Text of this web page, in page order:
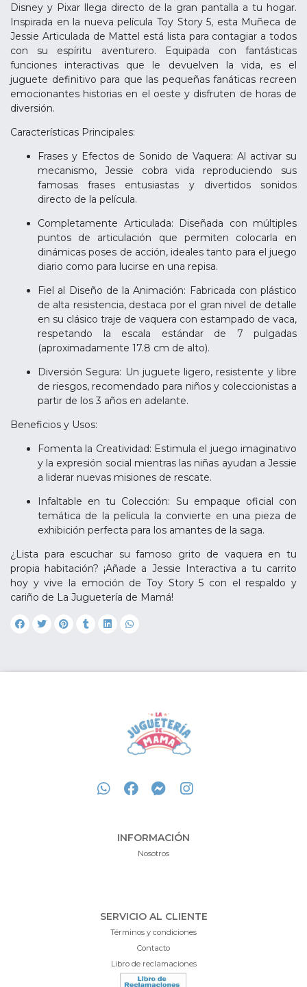
Disney y Pixar llega directo de la gran pantalla a tu hogar.
Inspirada en la nueva película Toy Story 5, esta Muñeca de
Jessie Articulada de Mattel está lista para contagiar a todos
con su espíritu aventurero. Equipada con fantásticas
funciones interactivas que le devuelven la vida, es el
juguete definitivo para que las pequeñas fanáticas recreen
emocionantes historias en el oeste y disfruten de horas de
diversión.
Características Principales:
Frases y Efectos de Sonido de Vaquera: Al activar su
mecanismo, Jessie cobra vida reproduciendo sus
famosas frases entusiastas y divertidos sonidos
directo de la película.
Completamente Articulada: Diseñada con múltiples
puntos de articulación que permiten colocarla en
dinámicas poses de acción, ideales tanto para el juego
diario como para lucirse en una repisa.
Fiel al Diseño de la Animación: Fabricada con plástico
de alta resistencia, destaca por el gran nivel de detalle
en su clásico traje de vaquera con estampado de vaca,
respetando la escala estándar de 7 pulgadas
(aproximadamente 17.8 cm de alto).
Diversión Segura: Un juguete ligero, resistente y libre
de riesgos, recomendado para niños y coleccionistas a
partir de los 3 años en adelante.
Beneficios y Usos:
Fomenta la Creatividad: Estimula el juego imaginativo
y la expresión social mientras las niñas ayudan a Jessie
a liderar nuevas misiones de rescate.
Infaltable en tu Colección: Su empaque oficial con
temática de la película la convierte en una pieza de
exhibición perfecta para los amantes de la saga.
¿Lista para escuchar su famoso grito de vaquera en tu
propia habitación? ¡Añade a Jessie Interactiva a tu carrito
hoy y vive la emoción de Toy Story 5 con el respaldo y
cariño de La Juguetería de Mamá!
INFORMACIÓN
Nosotros
SERVICIO AL CLIENTE
Términos y condiciones
Contacto
Libro de reclamaciones